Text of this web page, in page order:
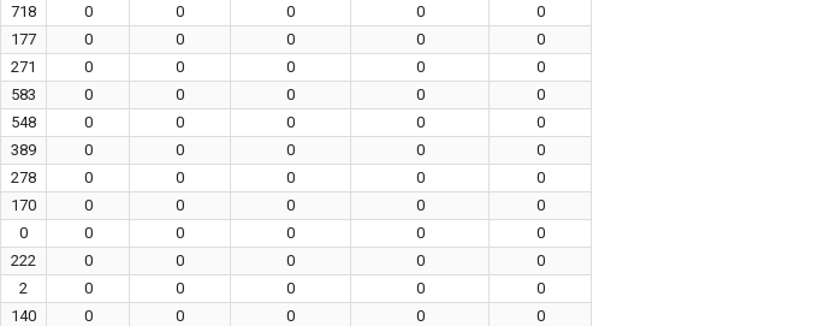
718 0 0 0 0
0
177 0 0 0 0
0
271 0 0 0 0
0
583 0 0 0 0
0
548 0 0 0 0
0
389 0 0 0 0
0
278 0 0 0 0
0
170 0 0 0 0
0
0 0 0 0 0
0
222 0 0 0 0
0
2 0 0 0 0
0
140 0 0 0 0
0